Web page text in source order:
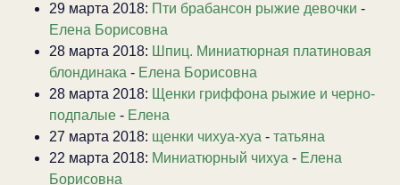
29 марта 2018: Пти брабансон рыжие девочки -
Елена Борисовна
28 марта 2018: Шпиц. Миниатюрная платиновая
блондинака - Елена Борисовна
28 марта 2018: Щенки гриффона рыжие и черно-
подпалые - Елена
27 марта 2018: щенки чихуа-хуа - татьяна
22 марта 2018: Миниатюрный чихуа - Елена
Борисовна